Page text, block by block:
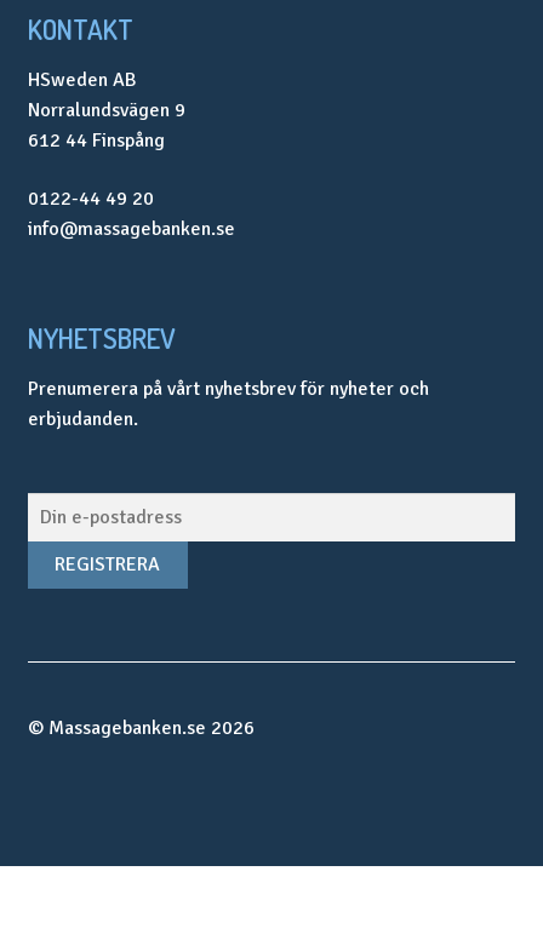
KONTAKT
HSweden AB
Norralundsvägen 9
612 44 Finspång
0122-44 49 20
info@massagebanken.se
NYHETSBREV
Prenumerera på vårt nyhetsbrev för nyheter och
erbjudanden.
© Massagebanken.se 2026